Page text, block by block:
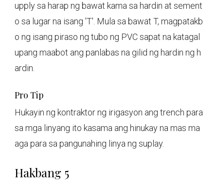
upply sa harap ng bawat kama sa hardin at sement
o sa lugar na isang 'T'. Mula sa bawat T, magpatakb
o ng isang piraso ng tubo ng PVC sapat na katagal
upang maabot ang panlabas na gilid ng hardin ng h
ardin.
Pro Tip
Hukayin ng kontraktor ng irigasyon ang trench para
sa mga linyang ito kasama ang hinukay na mas ma
aga para sa pangunahing linya ng suplay.
Hakbang 5